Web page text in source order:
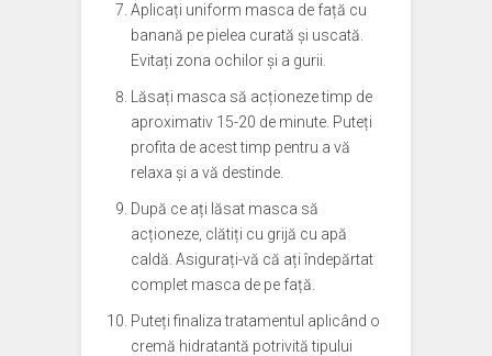
Aplicați uniform masca de față cu
banană pe pielea curată și uscată.
Evitați zona ochilor și a gurii.
Lăsați masca să acționeze timp de
aproximativ 15-20 de minute. Puteți
profita de acest timp pentru a vă
relaxa și a vă destinde.
După ce ați lăsat masca să
acționeze, clătiți cu grijă cu apă
caldă. Asigurați-vă că ați îndepărtat
complet masca de pe față.
Puteți finaliza tratamentul aplicând o
cremă hidratantă potrivită tipului